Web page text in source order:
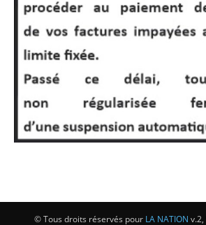
© Tous droits réservés pour LA NATION